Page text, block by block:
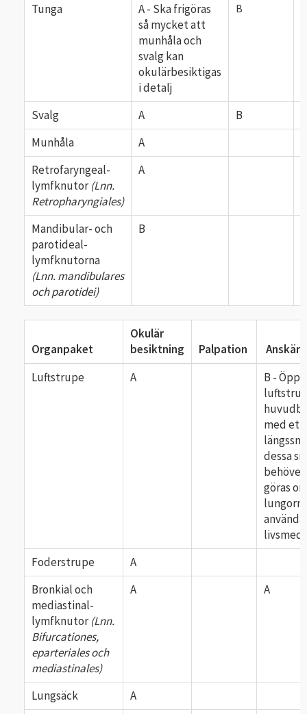
Tunga
A - Ska frigöras
så mycket att
munhåla och
svalg kan
okulärbesiktigas
i detalj
B
Svalg A
B
Munhåla
A
Retrofaryngeal-
lymfknutor(Lnn.
Retropharyngiales)
A
Mandibular- och
parotideal-
lymfknutorna
(Lnn. mandibulares
och parotidei)
B
Organpaket
Okulär
besiktning
Palpation
Luftstrupe
A
B -
med ett
dessa
behöver
göras
Foderstrupe
A
Bronkial och
mediastinal-
lymfknutor(Lnn.
Bifurcationes,
eparteriales och
mediastinales)
A A
Lungsäck
A